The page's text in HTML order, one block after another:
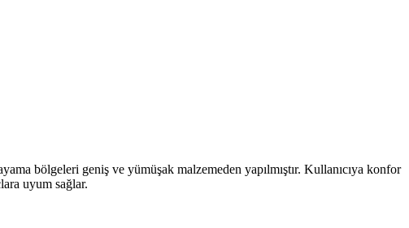
bölgeleri geniş ve yümüşak malzemeden yapılmıştır. Kullanıcıya konfor
uyum sağlar.